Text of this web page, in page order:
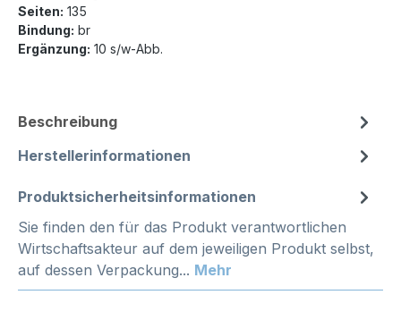
Seiten: 135
Bindung: br
Ergänzung: 10 s/w-Abb.
Beschreibung
Herstellerinformationen
Produktsicherheitsinformationen
Sie finden den für das Produkt verantwortlichen
Wirtschaftsakteur auf dem jeweiligen Produkt selbst,
auf dessen Verpackung... Mehr